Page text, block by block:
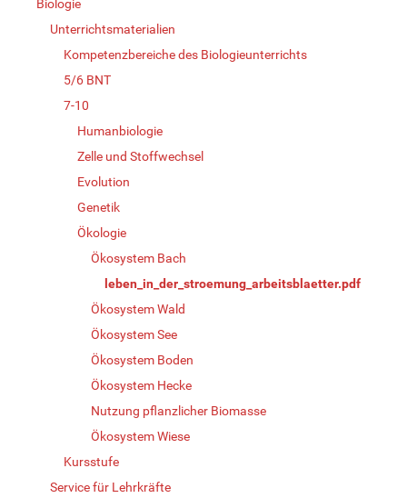
Biologie
Unterrichtsmaterialien
Kompetenzbereiche des Biologieunterrichts
5/6 BNT
7-10
Humanbiologie
Zelle und Stoffwechsel
Evolution
Genetik
Ökologie
Ökosystem Bach
leben_in_der_stroemung_arbeitsblaetter.pdf
Ökosystem Wald
Ökosystem See
Ökosystem Boden
Ökosystem Hecke
Nutzung pflanzlicher Biomasse
Ökosystem Wiese
Kursstufe
Service für Lehrkräfte